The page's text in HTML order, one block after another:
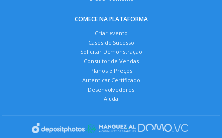
COMECE NA PLATAFORMA
Criar evento
Cases de Sucesso
Solicitar Demonstração
Consultor de Vendas
Planos e Preços
Autenticar Certificado
Desenvolvedores
Ajuda